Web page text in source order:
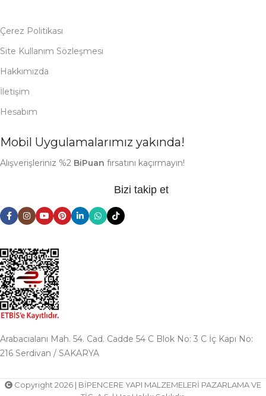
Çerez Politikası
Site Kullanım Sözleşmesi
Hakkımızda
İletişim
Hesabım
Mobil Uygulamalarımız yakında!
Alışverişleriniz %2 BiPuan fırsatını kaçırmayın!
Bizi takip et
Arabacıalanı Mah. 54. Cad. Cadde 54 C Blok No: 3 C İç Kapı No:
216 Serdivan / SAKARYA
Copyright 2026 | BİPENCERE YAPI MALZEMELERİ PAZARLAMA VE